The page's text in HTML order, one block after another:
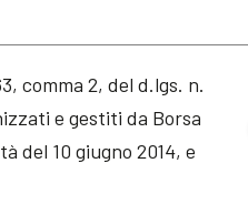
comma 2, del d.lgs. n.
e gestiti da Borsa
del 10 giugno 2014, e